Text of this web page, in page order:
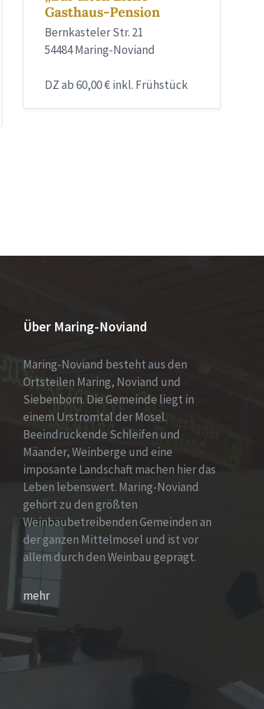
Gasthaus-Pension
Bernkasteler Str. 21
54484 Maring-Noviand
DZ ab 60,00 € inkl. Frühstück
Über Maring-Noviand
Maring-Noviand besteht aus den
Ortsteilen Maring, Noviand und
Siebenborn. Die Gemeinde liegt in
einem Urstromtal der Mosel.
Beeindruckende Schleifen und
Mäander, Weinberge und eine
imposante Landschaft machen hier das
Leben lebenswert. Maring-Noviand
gehört zu den größten
Weinbaubetreibenden Gemeinden an
der ganzen Mittelmosel und ist vor
allem durch den Weinbau geprägt.
mehr